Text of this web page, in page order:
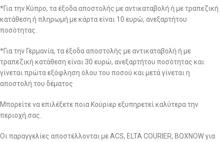
*Για την Κύπρο, τα έξοδα αποστολής με αντικαταβολή ή με τραπεζική
κατάθεση ή πληρωμή με κάρτα είναι 10 ευρώ, ανεξαρτήτου
ποσότητας.
*Για την Γερμανία, τα έξοδα αποστολής με αντικαταβολή ή με
τραπεζική κατάθεση είναι 30 ευρώ, ανεξαρτήτου ποσότητας και
γίνεται πρώτα εξόφληση όλου του ποσού και μετά γίνεται η
αποστολή του δέματος
Μπορείτε να επιλέξετε ποια Κούριερ εξυπηρετεί καλύτερα την
περιοχή σας.
Οι παραγγελίες αποστέλλονται με ACS, ELTA COURIER, BOXNOW για